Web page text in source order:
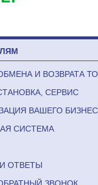
И ВОЗВРАТА
СЕРВИС
ВАШЕГО
СИСТЕМА
ОТВЕТЫ